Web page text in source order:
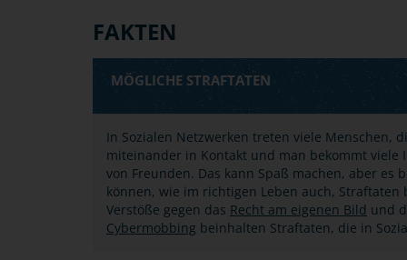
FAKTEN
MÖGLICHE STRAFTATEN
In Sozialen Netzwerken treten viele Menschen,
miteinander in Kontakt und man bekommt viele
von Freunden. Das kann Spaß machen, aber es
können, wie im richtigen Leben auch,
Verstöße gegen das Recht am eigenen Bild und
Cybermobbing beinhalten Straftaten, die in